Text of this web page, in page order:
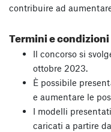
contribuire ad
Termini e condizioni
Il concorso si
ottobre 2023.
È possibile
e aumentare le
I modelli
caricati a partire